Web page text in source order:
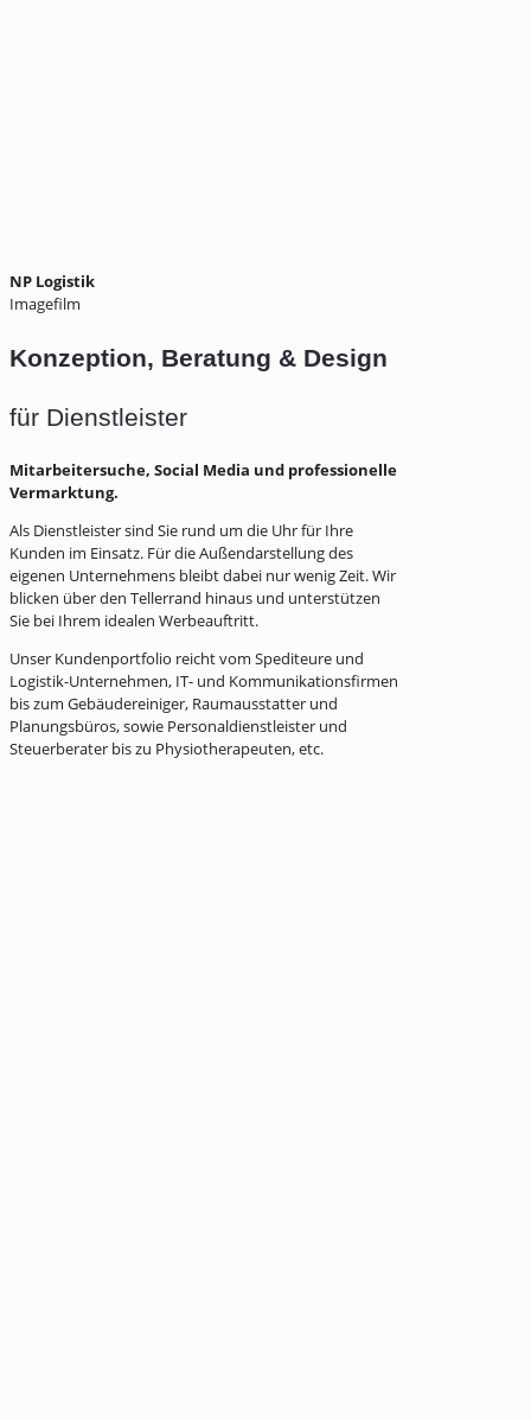
NP Logistik
Imagefilm
Konzeption, Beratung & Design
für Dienstleister
Mitarbeitersuche, Social Media und professionelle
Vermarktung.
Als Dienstleister sind Sie rund um die Uhr für Ihre
Kunden im Einsatz. Für die Außendarstellung des
eigenen Unternehmens bleibt dabei nur wenig Zeit. Wir
blicken über den Tellerrand hinaus und unterstützen
Sie bei Ihrem idealen Werbeauftritt.
Unser Kundenportfolio reicht vom Spediteure und
Logistik-Unternehmen, IT- und Kommunikationsfirmen
bis zum Gebäudereiniger, Raumausstatter und
Planungsbüros, sowie Personaldienstleister und
Steuerberater bis zu Physiotherapeuten, etc.